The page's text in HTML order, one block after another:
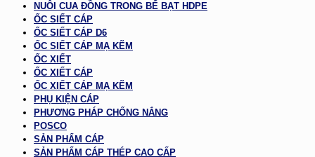
NUÔI CUA ĐỒNG TRONG BỂ BẠT HDPE
ỐC SIẾT CÁP
ỐC SIẾT CÁP D6
ỐC SIẾT CÁP MẠ KẼM
ỐC XIẾT
ỐC XIẾT CÁP
ỐC XIẾT CÁP MẠ KẼM
PHỤ KIỆN CÁP
PHƯƠNG PHÁP CHỐNG NẮNG
POSCO
SẢN PHẨM CÁP
SẢN PHẨM CÁP THÉP CAO CẤP